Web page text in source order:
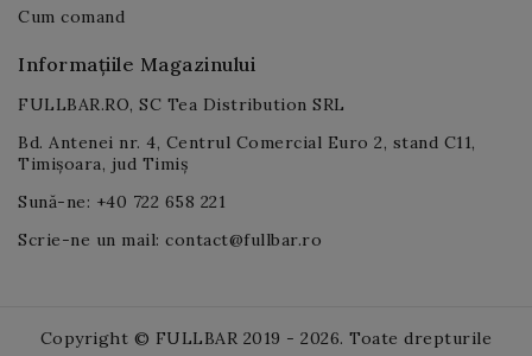
Cum comand
Informațiile Magazinului
FULLBAR.RO, SC Tea Distribution SRL
Bd. Antenei nr. 4, Centrul Comercial Euro 2, stand C11,
Timișoara, jud Timiș
Sună-ne: +40 722 658 221
Scrie-ne un mail: contact@fullbar.ro
Copyright © FULLBAR 2019 - 2026. Toate drepturile